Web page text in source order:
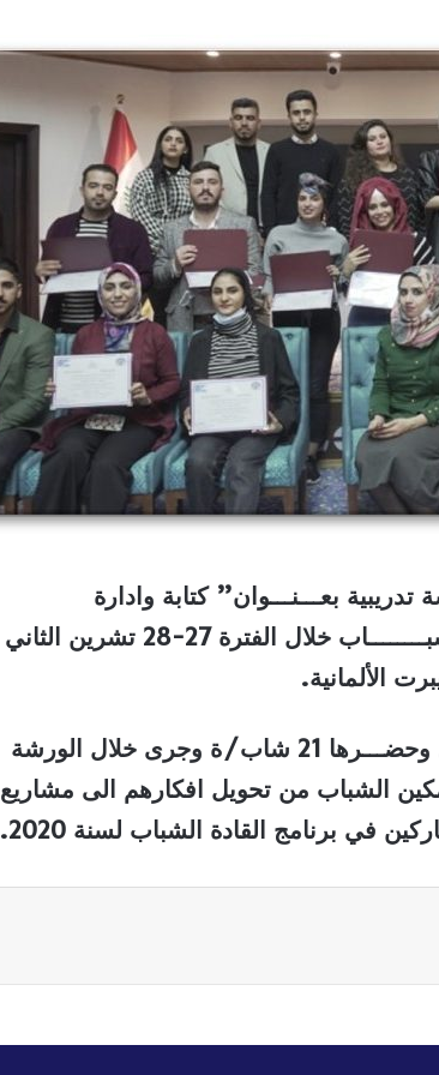
بعـــنـــوان” كتابة وادارة
المشاريع” ضمن مشروع القـــادة الـــــشبــــــــاب خلال الفترة 27-28 تشرين الثاني
.
21 شاب/ة
وجرى خلال الورشة
الشباب من تحويل افكارهم الى مشاريع
في برنامج القادة الشباب لسنة 2020.